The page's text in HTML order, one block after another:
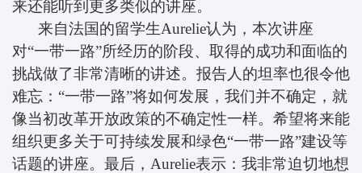
来还能听到更多类似的讲座。
来自法国的留学生Aurelie认为，本次讲座
对“一带一路”所经历的阶段、取得的成功和面临的
挑战做了非常清晰的讲述。报告人的坦率也很令他
难忘：“一带一路”将如何发展，我们并不确定，就
像当初改革开放政策的不确定性一样。希望将来能
组织更多关于可持续发展和绿色“一带一路”建设等
话题的讲座。最后， Aurelie表示：我非常迫切地想